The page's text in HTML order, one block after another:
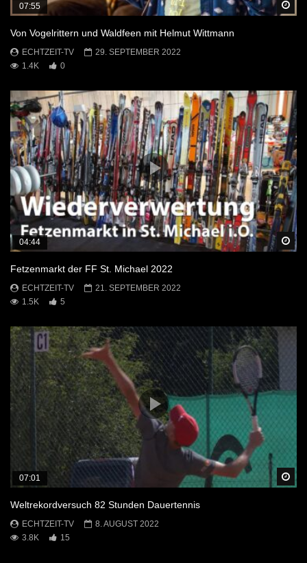
07:55
Von Vogelrittern und Waldfeen mit Helmut Wittmann
ECHTZEIT-TV
29. SEPTEMBER 2022
1.4K
0
04:44
Fetzenmarkt der FF St. Michael 2022
ECHTZEIT-TV
21. SEPTEMBER 2022
1.5K
5
07:01
Weltrekordversuch 82 Stunden Dauertennis
ECHTZEIT-TV
8. AUGUST 2022
3.8K
15